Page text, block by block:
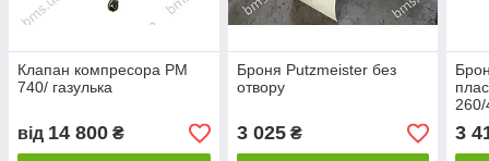
Клапан компресора PM
740/ газулька
від 14 800 ₴
Броня Putzmeister без
отвору
3 025₴ 3